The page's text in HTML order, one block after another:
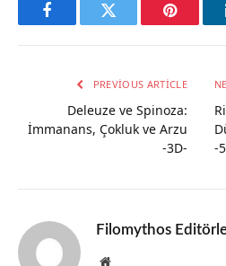
FacebookTwitter Pinterest
PREVIOUS ARTICLE
Deleuze ve Spinoza:
İmmanans, Çokluk ve Arzu
-3D-
-
Filomythos
Website